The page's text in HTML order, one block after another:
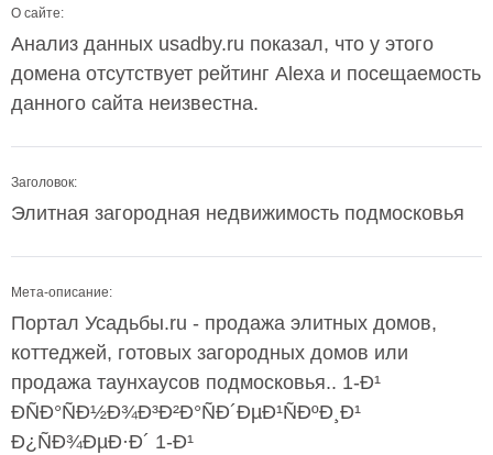
О сайте:
Анализ данных usadby.ru показал, что у этого
домена отсутствует рейтинг Alexa и посещаемость
данного сайта неизвестна.
Заголовок:
Элитная загородная недвижимость подмосковья
Мета-описание:
Портал Усадьбы.ru - продажа элитных домов,
коттеджей, готовых загородных домов или
продажа таунхаусов подмосковья.. 1-Ð¹
ÐÑÐ°ÑÐ½Ð¾Ð³Ð²Ð°ÑÐ´ÐµÐ¹ÑÐºÐ¸Ð¹
Ð¿ÑÐ¾ÐµÐ·Ð´ 1-Ð¹